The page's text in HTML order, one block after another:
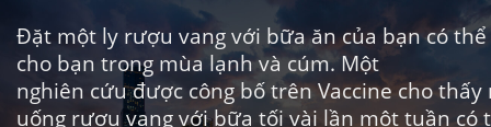
Đặt một ly rượu vang với bữa ăn của bạn có thể
cho bạn trong mùa lạnh và cúm. Một
nghiên cứu được công bố trênVaccine cho thấy
uống rượu vang với bữa tối vài lần một tuần có